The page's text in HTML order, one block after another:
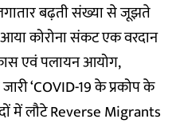
बढ़ती संख्या से जूझते
कोरोना संकट एक वरदान
एवं पलायन आयोग,
जारी‘COVID-19 के प्रकोप के
में लौटे Reverse Migrants